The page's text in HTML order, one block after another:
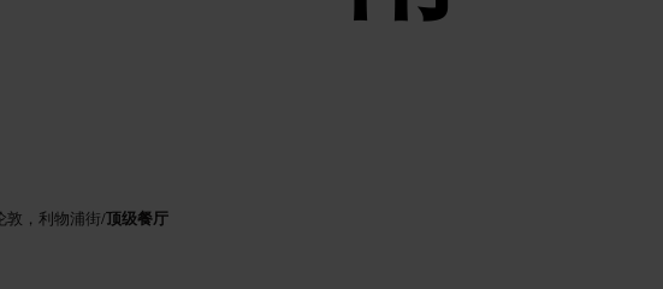
敦，利物浦街/顶级餐厅